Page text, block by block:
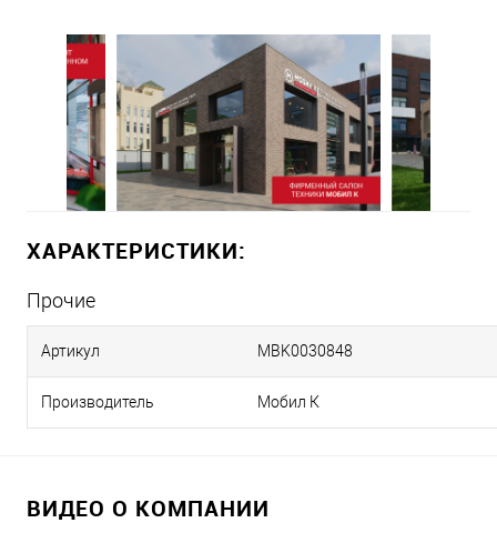
ХАРАКТЕРИСТИКИ:
Прочие
Артикул MBK0030848
Производитель Мобил К
ВИДЕО О КОМПАНИИ